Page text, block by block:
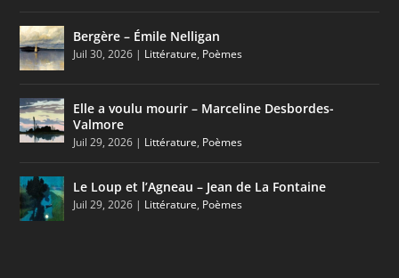
Bergère – Émile Nelligan
Juil 30, 2026 | Littérature, Poèmes
Elle a voulu mourir – Marceline Desbordes-
Valmore
Juil 29, 2026 | Littérature, Poèmes
Le Loup et l’Agneau – Jean de La Fontaine
Juil 29, 2026 | Littérature, Poèmes